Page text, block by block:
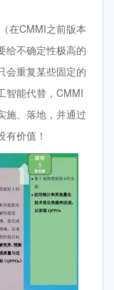
在CMMI之前版本
给不确定性极高的
会重复某些固定的
智能代替，CMMI
施、落地，并通过
价值！